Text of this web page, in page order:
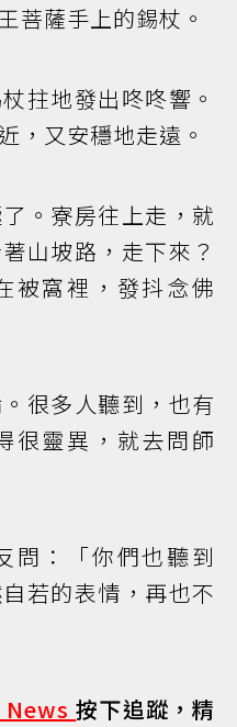
菩薩手上的錫杖。
拄地發出咚咚響。
，又安穩地走遠。
。寮房往上走，就
山坡路，走下來？
被窩裡，發抖念佛
很多人聽到，也有
很靈異，就去問師
問：「你們也聽到
若的表情，再也不
News按下追蹤，精